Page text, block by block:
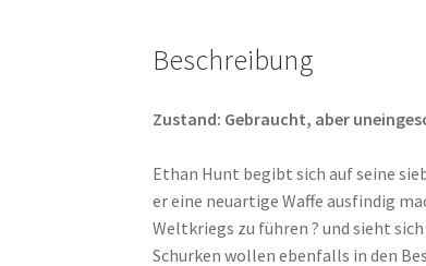
Beschreibung
Zustand: Gebraucht, aber
Ethan Hunt begibt sich auf seine
er eine neuartige Waffe ausfindig
Weltkriegs zu führen ? und sieht
Schurken wollen ebenfalls in den